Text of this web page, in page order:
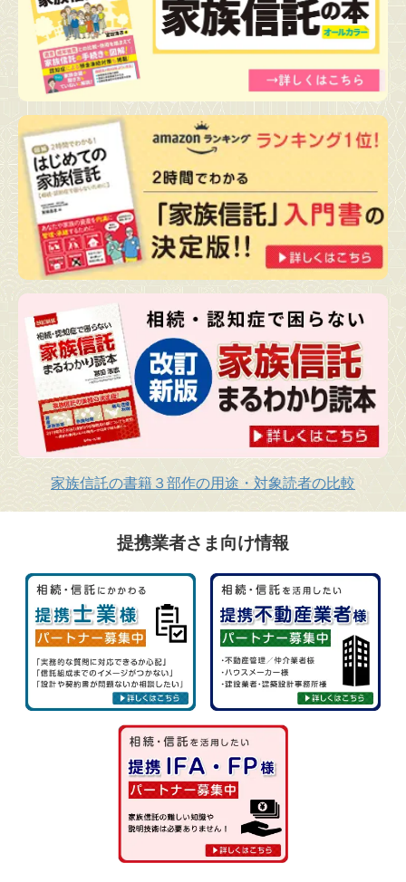
家族信託の書籍３部作の用途・対象読者の比較
提携業者さま向け情報